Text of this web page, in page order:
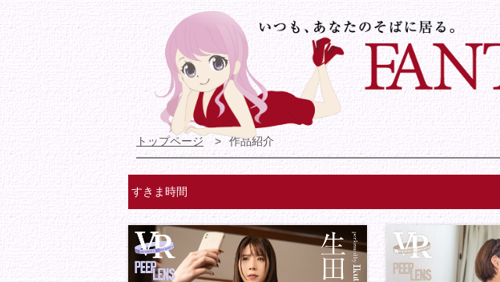
トップページ 作品紹介
すきま時間